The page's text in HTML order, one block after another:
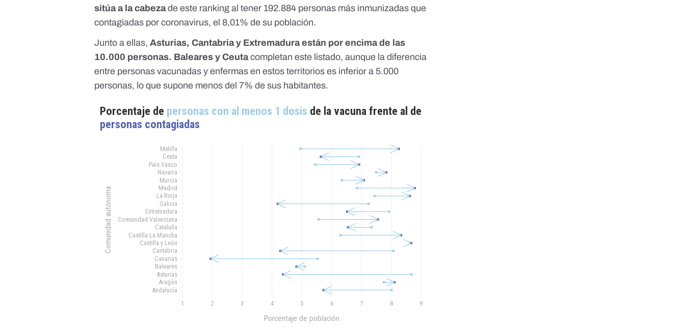
sitúa a la cabezade este ranking al tener 192.884 personas más inmunizadas que
contagiadas por coronavirus, el 8,01% de su población.
Junto a ellas,Asturias, Cantabria y Extremadura están por encima de las
10.000 personas. Baleares y Ceutacompletan este listado, aunque la diferencia
entre personas vacunadas y enfermas en estos territorios es inferior a 5.000
personas, lo que supone menos del 7% de sus habitantes.